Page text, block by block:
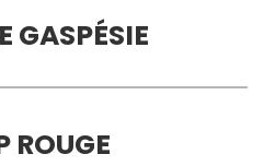
GASPÉSIE
ROUGE